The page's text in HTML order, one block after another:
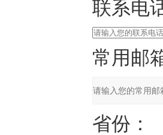
联系电话
常用邮箱
省份：